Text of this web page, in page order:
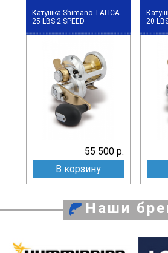
Катушка Shimano TALICA
25 LBS 2 SPEED
55 500 р.
В корзину
20
Наши